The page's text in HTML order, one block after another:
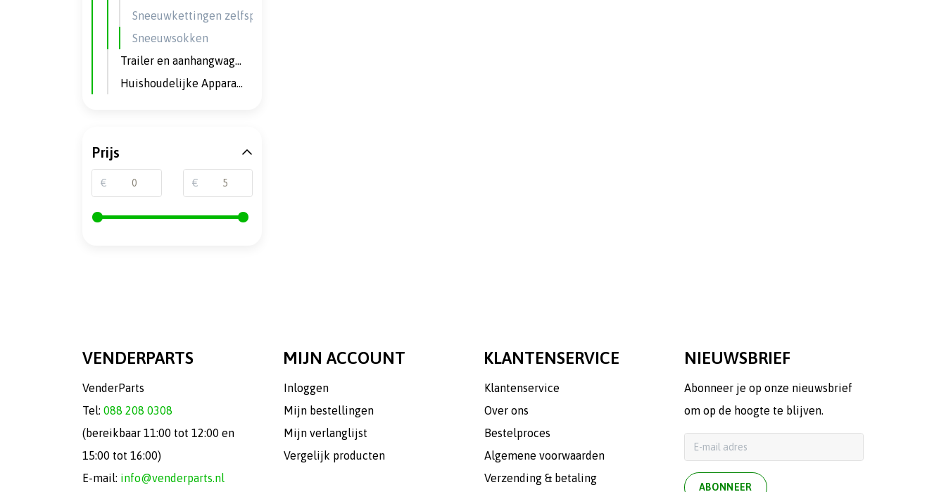
Sneeuwkettingen zelfspannend
Sneeuwsokken
Trailer en aanhangwagen onderdelen
Huishoudelijke Apparaten & Comfort
Prijs
€ €
VENDERPARTS
VenderParts
Tel: 088 208 0308
(bereikbaar 11:00 tot 12:00 en
15:00 tot 16:00)
E-mail: info@venderparts.nl
MIJN ACCOUNT
Inloggen
Mijn bestellingen
Mijn verlanglijst
Vergelijk producten
KLANTENSERVICE
Klantenservice
Over ons
Bestelproces
Algemene voorwaarden
Verzending & betaling
NIEUWSBRIEF
Abonneer je op onze nieuwsbrief
om op de hoogte te blijven.
ABONNEER